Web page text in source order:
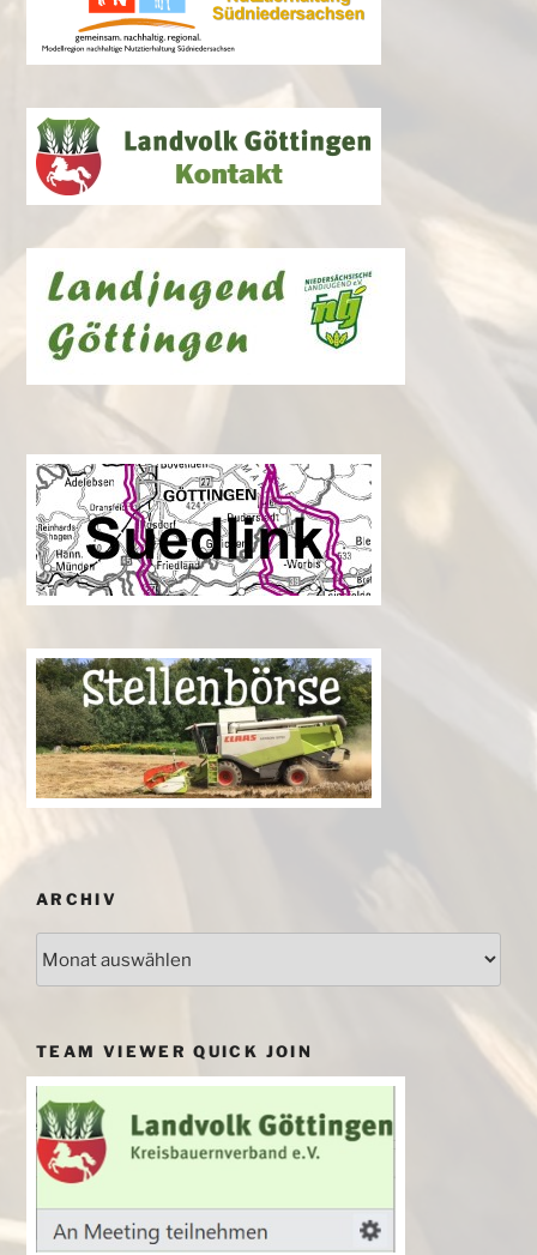
ARCHIV
TEAM VIEWER QUICK JOIN